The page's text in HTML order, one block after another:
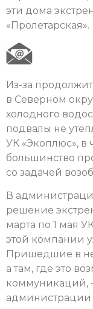
эти дома
«Пролетарская».
Из-за
в Северном
холодного
подвалы не
УК «Экоплюс», в
большинство
со задачей
В
решение
марта по 1 мая
этой компании
Пришедшие в
а там, где это
коммуникаций,
администрации